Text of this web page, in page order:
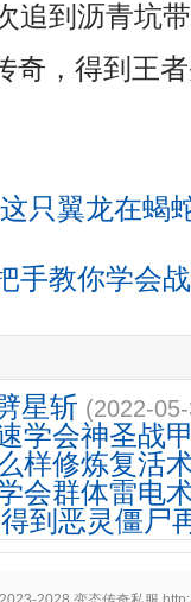
追到沥青坑
奇，得到王
只翼龙在蝎
手教你学会
星斩 (2022-
学会神圣战
样修炼复活
会群体雷电
到恶灵僵尸